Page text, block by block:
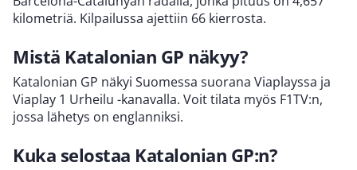
kilometriä. Kilpailussa ajettiin 66 kierrosta.
Mistä Katalonian GP näkyy?
Katalonian GP näkyi Suomessa suorana Viaplayssa ja
Viaplay 1 Urheilu -kanavalla. Voit tilata myös F1TV:n,
jossa lähetys on englanniksi.
Kuka selostaa Katalonian GP:n?